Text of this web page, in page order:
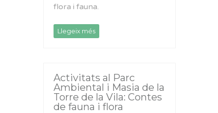
flora i fauna.
Llegeix més
Activitats al Parc
Ambiental i Masia de la
Torre de la Vila: Contes
de fauna i flora